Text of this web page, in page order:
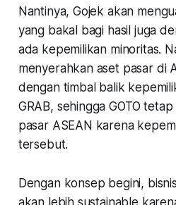
Nantinya, Gojek akan
yang bakal bagi hasil juga
ada kepemilikan minoritas.
menyerahkan aset pasar di
dengan timbal balik
GRAB, sehingga GOTO
pasar ASEAN karena
tersebut.
Dengan konsep begini,
akan lebih sustainable